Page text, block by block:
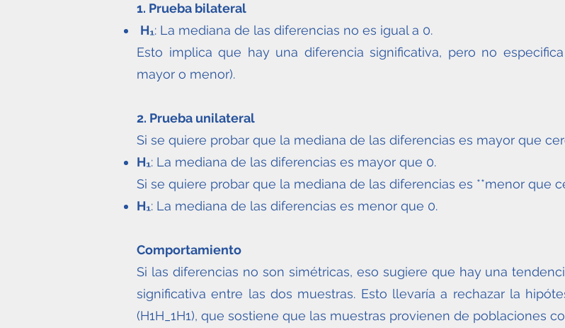
1. Prueba bilateral
H₁: La mediana de las diferencias no es igual a 0.
Esto implica que hay una diferencia significativa, pero no
mayor o menor).
2. Prueba unilateral
Si se quiere probar que la mediana de las diferencias es mayor que
H₁: La mediana de las diferencias es mayor que 0.
Si se quiere probar que la mediana de las diferencias es **menor que
H₁: La mediana de las diferencias es menor que 0.
Comportamiento
Si las diferencias no son simétricas, eso sugiere que hay una
significativa entre las dos muestras. Esto llevaría a rechazar la
(H1H_1H1​), que sostiene que las muestras provienen de poblaciones